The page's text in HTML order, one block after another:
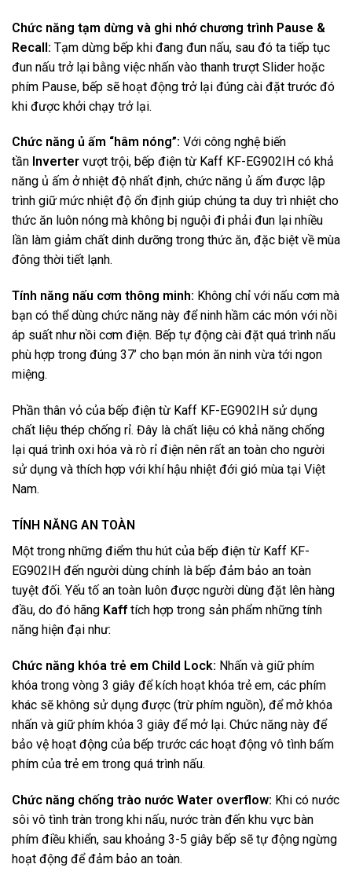
Chức năng tạm dừng và ghi nhớ chương trình Pause &
Recall: Tạm dừng bếp khi đang đun nấu, sau đó ta tiếp tục
đun nấu trở lại bằng việc nhấn vào thanh trượt Slider hoặc
phím Pause, bếp sẽ hoạt động trở lại đúng cài đặt trước đó
khi được khởi chạy trở lại.
Chức năng ủ ấm “hâm nóng”: Với công nghệ biến
tần Inverter vượt trội, bếp điện từ Kaff KF-EG902IH có khả
năng ủ ấm ở nhiệt độ nhất định, chức năng ủ ấm được lập
trình giữ mức nhiệt độ ổn định giúp chúng ta duy trì nhiệt cho
thức ăn luôn nóng mà không bị nguội đi phải đun lại nhiều
lần làm giảm chất dinh dưỡng trong thức ăn, đặc biệt về mùa
đông thời tiết lạnh.
Tính năng nấu cơm thông minh: Không chỉ với nấu cơm mà
bạn có thể dùng chức năng này để ninh hầm các món với nồi
áp suất như nồi cơm điện. Bếp tự động cài đặt quá trình nấu
phù hợp trong đúng 37’ cho bạn món ăn ninh vừa tới ngon
miệng.
Phần thân vỏ của bếp điện từ Kaff KF-EG902IH sử dụng
chất liệu thép chống rỉ. Đây là chất liệu có khả năng chống
lại quá trình oxi hóa và rò rỉ điện nên rất an toàn cho người
sử dụng và thích hợp với khí hậu nhiệt đới gió mùa tại Việt
Nam.
TÍNH NĂNG AN TOÀN
Một trong những điểm thu hút của bếp điện từ Kaff KF-
EG902IH đến người dùng chính là bếp đảm bảo an toàn
tuyệt đối. Yếu tố an toàn luôn được người dùng đặt lên hàng
đầu, do đó hãng Kaff tích hợp trong sản phẩm những tính
năng hiện đại như:
Chức năng khóa trẻ em Child Lock: Nhấn và giữ phím
khóa trong vòng 3 giây để kích hoạt khóa trẻ em, các phím
khác sẽ không sử dụng được (trừ phím nguồn), để mở khóa
nhấn và giữ phím khóa 3 giây để mở lại. Chức năng này để
bảo vệ hoạt động của bếp trước các hoạt động vô tình bấm
phím của trẻ em trong quá trình nấu.
Chức năng chống trào nước Water overflow: Khi có nước
sôi vô tình tràn trong khi nấu, nước tràn đến khu vực bàn
phím điều khiển, sau khoảng 3-5 giây bếp sẽ tự động ngừng
hoạt động để đảm bảo an toàn.